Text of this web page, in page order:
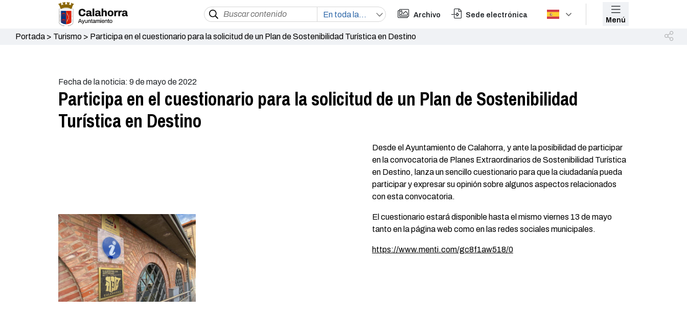
Archivo Sede electrónica
Menú
Portada> Turismo> Participa en el cuestionario para la solicitud de un Plan de Sostenibilidad Turística en Destino
Fecha de la noticia: 9 de mayo de 2022
Participa en el cuestionario para la solicitud de un Plan de Sostenibilidad
Turística en Destino
Desde el Ayuntamiento de Calahorra, y ante la posibilidad de participar
en la convocatoria de Planes Extraordinarios de Sostenibilidad Turística
en Destino, lanza un sencillo cuestionario para que la ciudadanía pueda
participar y expresar su opinión sobre algunos aspectos relacionados
con esta convocatoria.
El cuestionario estará disponible hasta el mismo viernes 13 de mayo
tanto en la página web como en las redes sociales municipales.
https://www.menti.com/gc8f1aw518/0